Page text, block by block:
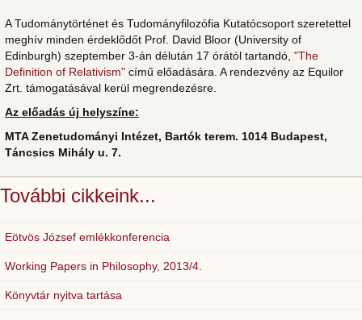
A Tudománytörténet és Tudományfilozófia Kutatócsoport szeretettel
meghív minden érdeklődőt Prof. David Bloor (University of
Edinburgh) szeptember 3-án délután 17 órától tartandó, "The
Definition of Relativism" című előadására. A rendezvény az Equilor
Zrt. támogatásával kerül megrendezésre.
Az előadás új helyszíne:
MTA Zenetudományi Intézet, Bartók terem. 1014 Budapest,
Táncsics Mihály u. 7.
További cikkeink...
Eötvös József emlékkonferencia
Working Papers in Philosophy, 2013/4.
Könyvtár nyitva tartása